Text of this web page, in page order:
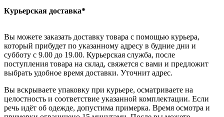
Курьерская доставка*
Вы можете заказать доставку товара с помощью курьера,
который прибудет по указанному адресу в будние дни и
субботу с 9.00 до 19.00. Курьерская служба, после
поступления товара на склад, свяжется с вами и предложит
выбрать удобное время доставки. Уточнит адрес.
Вы вскрываете упаковку при курьере, осматриваете на
целостность и соответствие указанной комплектации. Если
речь идёт об одежде, допустима примерка. Время осмотра и